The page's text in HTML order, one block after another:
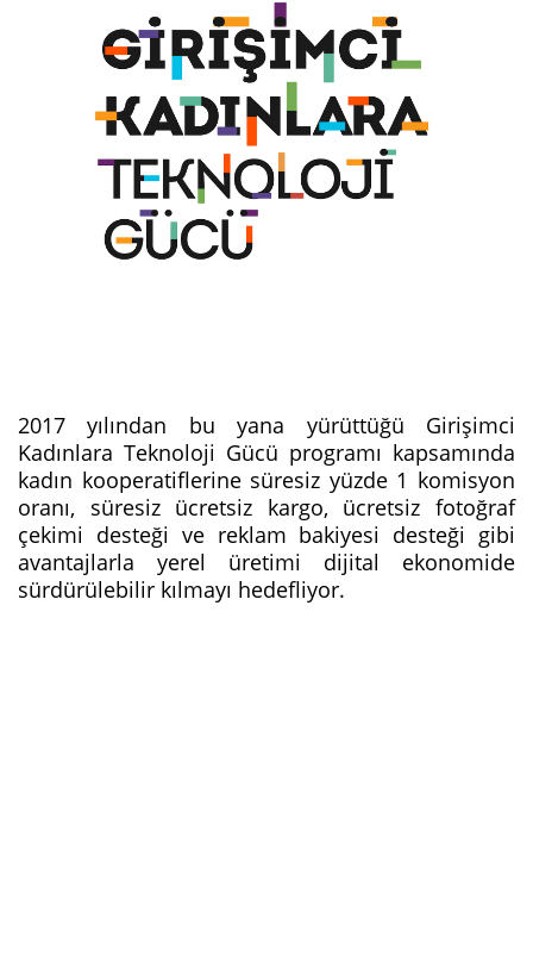
2017 yılından bu yana yürüttüğü Girişimci
Kadınlara Teknoloji Gücü programı kapsamında
kadın kooperatiflerine süresiz yüzde 1 komisyon
oranı, süresiz ücretsiz kargo, ücretsiz fotoğraf
çekimi desteği ve reklam bakiyesi desteği gibi
avantajlarla yerel üretimi dijital ekonomide
sürdürülebilir kılmayı hedefliyor.